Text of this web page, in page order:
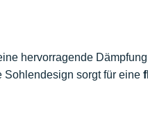
hervorragende
sorgt für eine